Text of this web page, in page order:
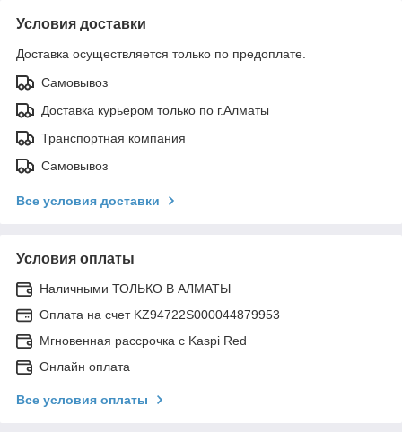
Условия доставки
Доставка осуществляется только по предоплате.
Самовывоз
Доставка курьером только по г.Алматы
Транспортная компания
Самовывоз
Все условия доставки
Условия оплаты
Наличными ТОЛЬКО В АЛМАТЫ
Оплата на счет KZ94722S000044879953
Мгновенная рассрочка с Kaspi Red
Онлайн оплата
Все условия оплаты